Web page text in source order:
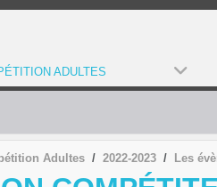
ADULTES
Adultes 2022-2023 Les